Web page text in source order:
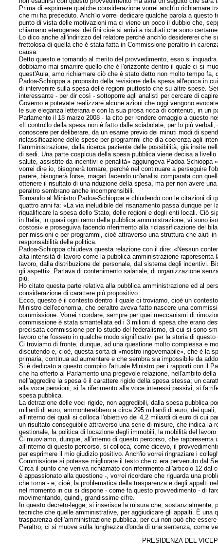
Prima di esprimere qualche considerazione vorrei anch'io
che mi ha preceduto. Anch'io vorrei dedicare qualche parola a
punto di vista delle motivazioni ma ci viene un poco il dubbio che,
chiamano eterogenesi dei fini cioè si arrivi a risultati che sono
Lo dico anche all'indirizzo del relatore perché anch'io desidererei
frettolosa di quella che è stata fatta in Commissione peraltro in
causa.
Detto questo e tornando al merito del provvedimento, esso si
dobbiamo mai smarrire quello che è l'orizzonte dentro il quale ci si
quest'Aula, amo richiamare ciò che è stato detto non molto tempo
Padoa-Schioppa a proposito della revisione della spesa all'epoca in
di intervenire sulla spesa delle regioni piuttosto che su altre spese.
interessante - per dir così - sottoporre agli analisti per cercare di
Governo e potevate realizzare alcune azioni che oggi vengono
le sue eleganza letteraria e con la sua prosa ricca di contenuti, in un
Parlamento il 18 marzo 2008 - la cito per rendere omaggio a questo
«Il controllo della spesa non è fatto dalle sciabolate, per lo più
conoscere per deliberare, da un esame previo dei minuti modi di
riclassificazione delle spese per programmi che dia coerenza agli
l'amministrazione, dalla ricerca paziente delle possibilità, già insite
di sedi. Una parte cospicua della spesa pubblica viene decisa a
salute, assistite da incentivi e penalità» aggiungeva Padoa-
vorrei dire io, bisognerà tornare, perché nel continuare a perseguire
parere, bisognerà forse, magari facendo un'analisi comparata con
ottenere il risultato di una riduzione della spesa, ma per non avere
peraltro sembrano anche incomprensibili.
Tornando al Ministro Padoa-Schioppa e chiudendo con le citazioni di
quattro anni fa: «La via ineludibile del risanamento passa dunque
riqualificare la spesa dello Stato, delle regioni e degli enti locali. Ciò
in Italia, in quasi ogni ramo della pubblica amministrazione, vi sono
costosi» e proseguiva facendo riferimento alla riclassificazione del
per missioni e per programmi, cioè attraverso una struttura che aiuti
responsabilità della politica.
Padoa-Schioppa chiudeva questa relazione con il dire: «Nessun
alta intensità di lavoro come la pubblica amministrazione
lavoro, dalla distribuzione del personale, dal sistema degli incentivi.
gli aspetti». Parlava di contenimento salariale, di organizzazione
più.
Ho citato questa parte relativa alla pubblica amministrazione ed al
considerazione di carattere più propositivo.
Ecco, questo è il contesto dentro il quale ci troviamo, cioè un
Ministro dell'economia, che peraltro aveva fatto nascere una
commissione. Vorrei ricordare, sempre per quei meccanismi di
commissione è stata smantellata ed i 3 milioni di spesa che erano
precisata commissione per lo studio del federalismo, di cui si sono
lavoro che fossero in qualche modo significativi per la storia di
Ci troviamo di fronte, dunque, ad una questione molto complessa e
discutendo e, cioè, questa sorta di «mostro ingovernabile», che è la
primaria, continua ad aumentare e che sembra sia impossibile da
Si è dedicato a questo compito l'attuale Ministro per i rapporti con il
che ha offerto al Parlamento una pregevole relazione, nell'ambito
nell'aggredire la spesa è il carattere rigido della spesa stessa; un
alla voce pensioni, si fa riferimento alla voce interessi passivi, si fa
spesa pubblica.
La detrazione delle voci rigide, non aggredibili, dalla spesa pubblica
miliardi di euro, ammonterebbero a circa 295 miliardi di euro, dei
all'interno dei quali si colloca l'obiettivo dei 4,2 miliardi di euro di cui
un risultato conseguibile attraverso una serie di misure, che indica la
gestionale, la politica di locazione degli immobili, la mobilità del
Ci muoviamo, dunque, all'interno di questo percorso, che
all'interno di questo percorso, si colloca, come dicevo, il
per esprimere il mio giudizio positivo. Anch'io vorrei ringraziare i
Commissione si potesse migliorare il testo che ci era pervenuto dal
Circa il punto che veniva richiamato con riferimento all'articolo 12
è appassionato alla questione -, vorrei ricordare che riguarda una
che torna - e, cioè, la problematica della trasparenza e degli appalti
nel momento in cui si dispone - come fa questo provvedimento - di
movimentando, quindi, grandissime cifre.
In questo decreto-legge, si inserisce la misura che,
tecniche che quelle amministrative, per aggiudicare gli appalti. È
trasparenza dell'amministrazione pubblica, per cui non può che
Peraltro, ci si muove sulla lunghezza d'onda di una sentenza, come
PRESIDENZA DEL